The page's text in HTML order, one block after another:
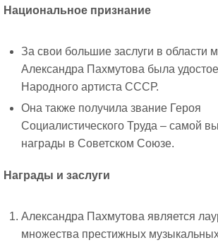
Национальное признание
За свои большие заслуги в области
Александра Пахмутова была
Народного артиста СССР.
Она также получила звание Героя
Социалистического Труда – самой
награды в Советском Союзе.
Награды и заслуги
Александра Пахмутова является
множества престижных